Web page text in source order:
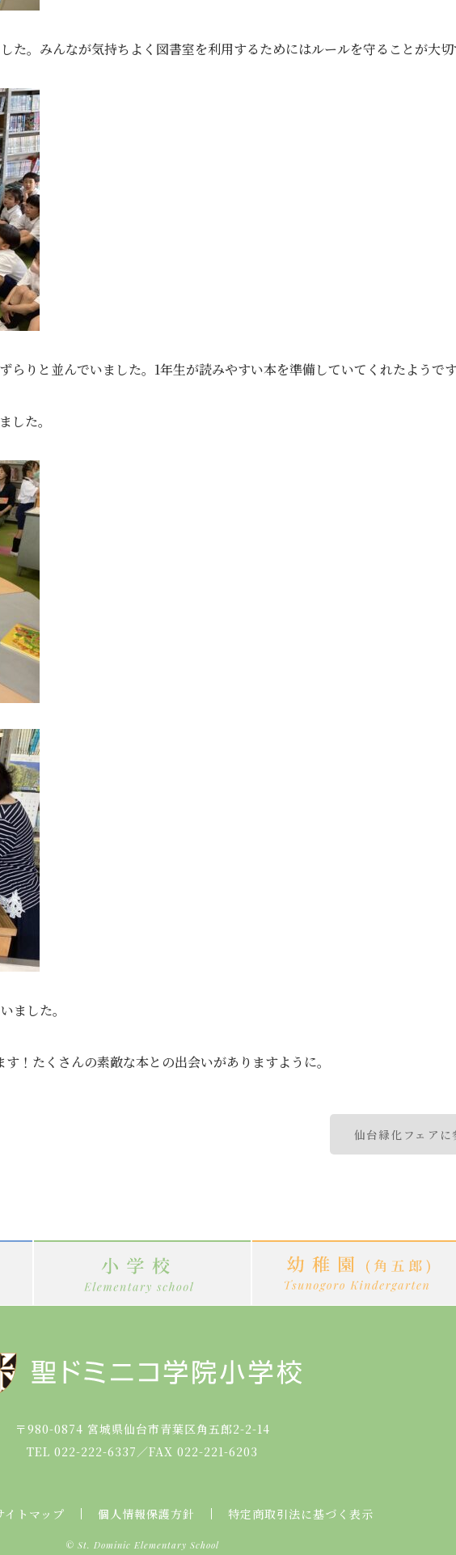
た。みんなが気持ちよく図書室を利用するためにはルールを守ることが大切
らりと並んでいました。1年生が読みやすい本を準備していてくれたようです
した。
ました。
！たくさんの素敵な本との出会いがありますように。
仙台緑化フェアに
〒980-0874 宮城県仙台市青葉区角五郎2-2-14
TEL 022-222-6337 ／FAX 022-221-6203
イトマップ 個人情報保護方針 特定商取引法に基づく表示
© St. Dominic Elementary School